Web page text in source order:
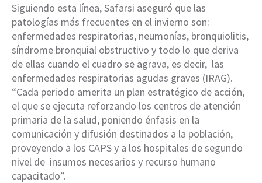
Siguiendo esta línea, Safarsi aseguró que las
patologías más frecuentes en el invierno son:
enfermedades respiratorias, neumonías, bronquiolitis,
síndrome bronquial obstructivo y todo lo que deriva
de ellas cuando el cuadro se agrava, es decir, las
enfermedades respiratorias agudas graves (IRAG).
“Cada periodo amerita un plan estratégico de acción,
el que se ejecuta reforzando los centros de atención
primaria de la salud, poniendo énfasis en la
comunicación y difusión destinados a la población,
proveyendo a los CAPS y a los hospitales de segundo
nivel de insumos necesarios y recurso humano
capacitado”.